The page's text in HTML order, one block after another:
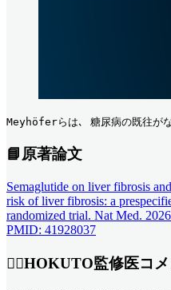
Meyhöferらは､ 糖尿病の既往が
📘原著論文
Semaglutide on liver fibrosis
risk of liver fibrosis: a
randomized trial. Nat Med.
PMID: 41928037
👨‍⚕️HOKUTO監修医コ